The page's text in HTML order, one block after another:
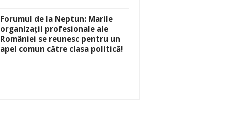
Forumul de la Neptun: Marile
organizații profesionale ale
României se reunesc pentru un
apel comun către clasa politică!